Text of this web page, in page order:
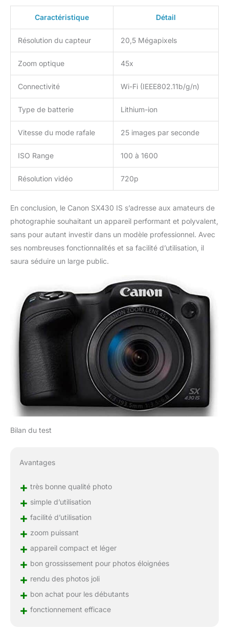
Caractéristique Détail
Résolution du capteur 20,5 Mégapixels
Zoom optique 45x
Connectivité Wi-Fi (IEEE802.11b/g/n)
Type de batterie Lithium-ion
Vitesse du mode rafale 25 images par seconde
ISO Range 100 à 1600
Résolution vidéo 720p
En conclusion, le Canon SX430 IS s’adresse aux amateurs de
photographie souhaitant un appareil performant et polyvalent,
sans pour autant investir dans un modèle professionnel. Avec
ses nombreuses fonctionnalités et sa facilité d’utilisation, il
saura séduire un large public.
Bilan du test
Avantages
+ très bonne qualité photo
+ simple d’utilisation
+ facilité d’utilisation
+ zoom puissant
+ appareil compact et léger
+ bon grossissement pour photos éloignées
+ rendu des photos joli
+ bon achat pour les débutants
+ fonctionnement efficace